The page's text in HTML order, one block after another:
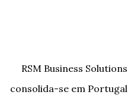
RSM Business Solutions
consolida-se em Portugal